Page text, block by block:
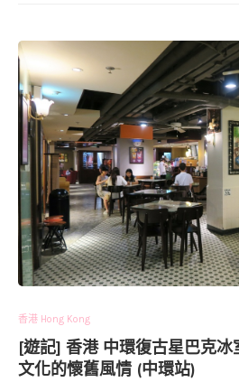
香港 Hong Kong
[遊記] 香港 中環復古星巴克
文化的懷舊風情 (中環站)